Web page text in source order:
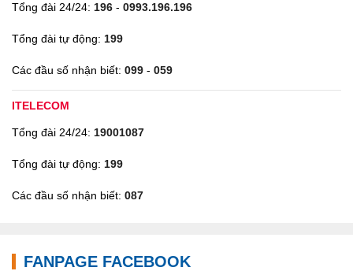
Tổng đài 24/24: 196 - 0993.196.196
Tổng đài tự động: 199
Các đầu số nhận biết: 099 - 059
ITELECOM
Tổng đài 24/24: 19001087
Tổng đài tự động: 199
Các đầu số nhận biết: 087
FANPAGE FACEBOOK